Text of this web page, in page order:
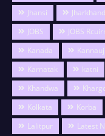
Jhansi
Jharkhand
JOBS
JOBS
Kanada
Kannauj
Karnatak
katni
Khandwa
Kolkata
Korba
Lalitpur
Latest